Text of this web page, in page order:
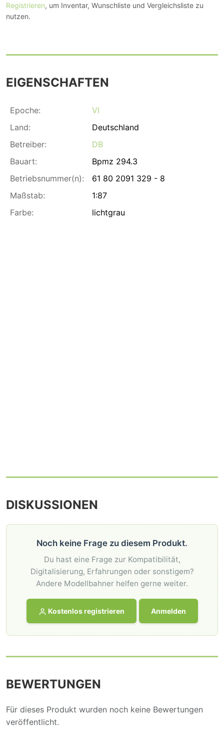
Registrieren, um Inventar, Wunschliste und Vergleichsliste zu
nutzen.
EIGENSCHAFTEN
Epoche:
VI
Land:
Deutschland
Betreiber:
DB
Bauart:
Bpmz 294.3
Betriebsnummer(n):
61 80 2091 329 - 8
Maßstab:
1:87
Farbe:
lichtgrau
DISKUSSIONEN
Noch keine Frage zu diesem Produkt.
Du hast eine Frage zur Kompatibilität,
Digitalisierung, Erfahrungen oder sonstigem?
Andere Modellbahner helfen gerne weiter.
Kostenlos registrieren Anmelden
BEWERTUNGEN
Für dieses Produkt wurden noch keine Bewertungen
veröffentlicht.